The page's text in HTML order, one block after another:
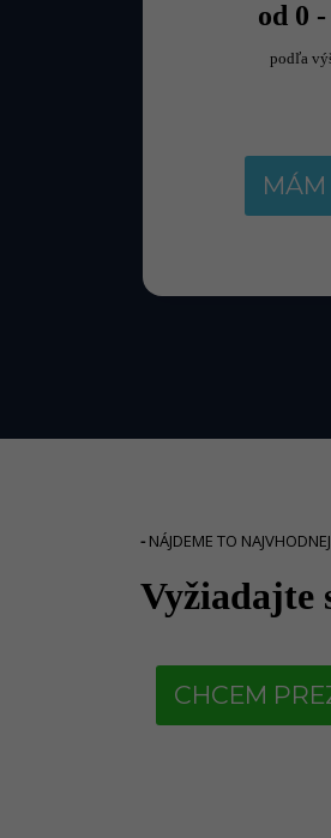
od 0
podľa
- NÁJDEME TO
Vyžiadajte
CHCEM